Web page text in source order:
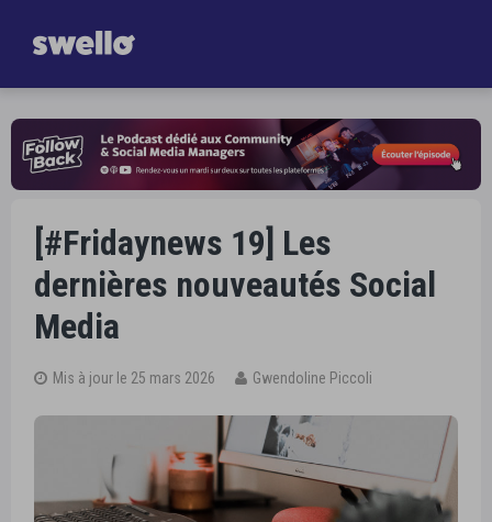
[#Fridaynews 19] Les
dernières nouveautés Social
Media
Mis à jour le 25 mars 2026 Gwendoline Piccoli